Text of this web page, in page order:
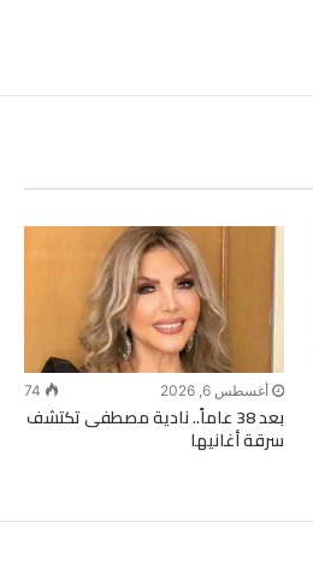
أغسطس 6, 2026 74
بعد 38 عاماً.. نادية مصطفى تكتشف
سرقة أغانيها